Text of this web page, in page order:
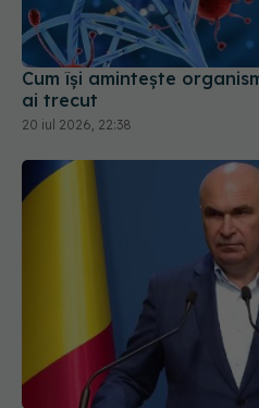
Cum își amintește
ai trecut
20 iul 2026, 22:38